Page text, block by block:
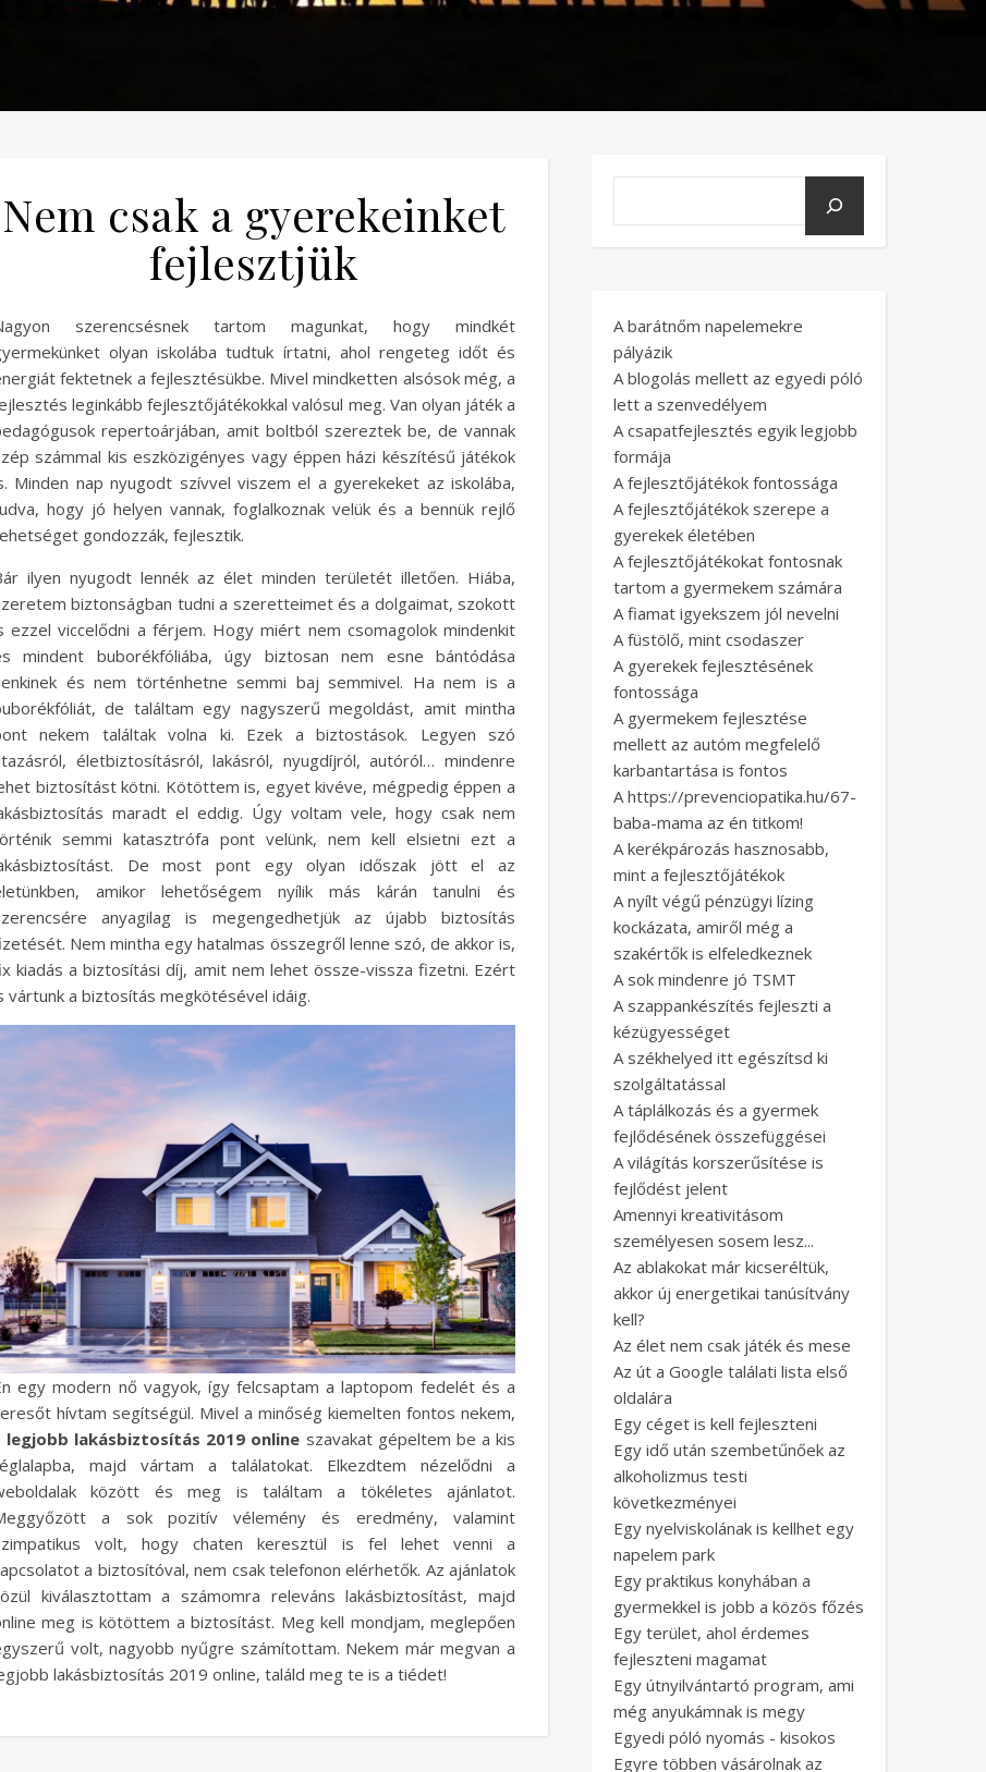
Nem csak a gyerekeinket
fejlesztjük
szerencsésnek tartom magunkat, hogy mindkét
olyan iskolába tudtuk írtatni, ahol rengeteg időt és
fektetnek a fejlesztésükbe. Mivel mindketten alsósok még, a
leginkább fejlesztőjátékokkal valósul meg. Van olyan játék a
repertoárjában, amit boltból szereztek be, de vannak
számmal kis eszközigényes vagy éppen házi készítésű játékok
Minden nap nyugodt szívvel viszem el a gyerekeket az iskolába,
hogy jó helyen vannak, foglalkoznak velük és a bennük rejlő
gondozzák, fejlesztik.
ilyen nyugodt lennék az élet minden területét illetően. Hiába,
biztonságban tudni a szeretteimet és a dolgaimat, szokott
ezzel viccelődni a férjem. Hogy miért nem csomagolok mindenkit
mindent buborékfóliába, úgy biztosan nem esne bántódása
és nem történhetne semmi baj semmivel. Ha nem is a
de találtam egy nagyszerű megoldást, amit mintha
nekem találtak volna ki. Ezek a biztostások. Legyen szó
életbiztosításról, lakásról, nyugdíjról, autóról… mindenre
biztosítást kötni. Kötöttem is, egyet kivéve, mégpedig éppen a
maradt el eddig. Úgy voltam vele, hogy csak nem
semmi katasztrófa pont velünk, nem kell elsietni ezt a
De most pont egy olyan időszak jött el az
amikor lehetőségem nyílik más kárán tanulni és
anyagilag is megengedhetjük az újabb biztosítás
Nem mintha egy hatalmas összegről lenne szó, de akkor is,
kiadás a biztosítási díj, amit nem lehet össze-vissza fizetni. Ezért
vártunk a biztosítás megkötésével idáig.
egy modern nő vagyok, így felcsaptam a laptopom fedelét és a
hívtam segítségül. Mivel a minőség kiemelten fontos nekem,
legjobb lakásbiztosítás 2019 online szavakat gépeltem be a kis
majd vártam a találatokat. Elkezdtem nézelődni a
között és meg is találtam a tökéletes ajánlatot.
a sok pozitív vélemény és eredmény, valamint
volt, hogy chaten keresztül is fel lehet venni a
a biztosítóval, nem csak telefonon elérhetők. Az ajánlatok
kiválasztottam a számomra releváns lakásbiztosítást, majd
meg is kötöttem a biztosítást. Meg kell mondjam, meglepően
volt, nagyobb nyűgre számítottam. Nekem már megvan a
lakásbiztosítás 2019 online, találd meg te is a tiédet!
A barátnőm napelemekre
pályázik
A blogolás mellett az egyedi póló
lett a szenvedélyem
A csapatfejlesztés egyik legjobb
formája
A fejlesztőjátékok fontossága
A fejlesztőjátékok szerepe a
gyerekek életében
A fejlesztőjátékokat fontosnak
tartom a gyermekem számára
A fiamat igyekszem jól nevelni
A füstölő, mint csodaszer
A gyerekek fejlesztésének
fontossága
A gyermekem fejlesztése
mellett az autóm megfelelő
karbantartása is fontos
A https://prevenciopatika.hu/67-
baba-mama az én titkom!
A kerékpározás hasznosabb,
mint a fejlesztőjátékok
A nyílt végű pénzügyi lízing
kockázata, amiről még a
szakértők is elfeledkeznek
A sok mindenre jó TSMT
A szappankészítés fejleszti a
kézügyességet
A székhelyed itt egészítsd ki
szolgáltatással
A táplálkozás és a gyermek
fejlődésének összefüggései
A világítás korszerűsítése is
fejlődést jelent
Amennyi kreativitásom
személyesen sosem lesz...
Az ablakokat már kicseréltük,
akkor új energetikai tanúsítvány
kell?
Az élet nem csak játék és mese
Az út a Google találati lista első
oldalára
Egy céget is kell fejleszteni
Egy idő után szembetűnőek az
alkoholizmus testi
következményei
Egy nyelviskolának is kellhet egy
napelem park
Egy praktikus konyhában a
gyermekkel is jobb a közös főzés
Egy terület, ahol érdemes
fejleszteni magamat
Egy útnyilvántartó program, ami
még anyukámnak is megy
Egyedi póló nyomás - kisokos
Egyre többen vásárolnak az